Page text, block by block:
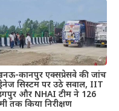
कानपुर एक्सप्रेसवे की जांच
सिस्टम पर उठे सवाल, IIT
और NHAI टीम ने 126
तक किया निरीक्षण